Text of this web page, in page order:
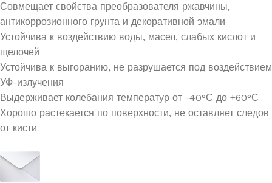
Совмещает свойства преобразователя ржавчины,
антикоррозионного грунта и декоративной эмали
Устойчива к воздействию воды, масел, слабых кислот и
щелочей
Устойчива к выгоранию, не разрушается под воздействием
УФ-излучения
Выдерживает колебания температур от -40°С до +60°С
Хорошо растекается по поверхности, не оставляет следов
от кисти